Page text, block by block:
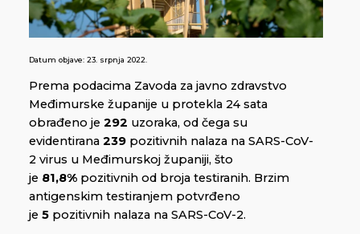
Datum objave: 23. srpnja 2022.
Prema podacima Zavoda za javno zdravstvo
Međimurske županije u protekla 24 sata
obrađeno je 292 uzoraka, od čega su
evidentirana 239 pozitivnih nalaza na SARS-CoV-
2 virus u Međimurskoj županiji, što
je 81,8% pozitivnih od broja testiranih. Brzim
antigenskim testiranjem potvrđeno
je 5 pozitivnih nalaza na SARS-CoV-2.